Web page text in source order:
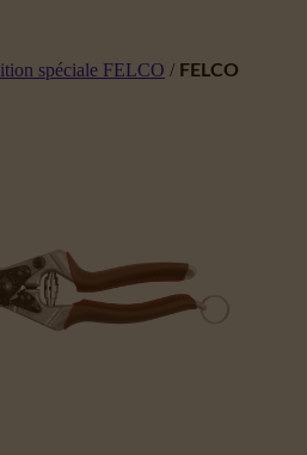
spéciale FELCO / FELCO